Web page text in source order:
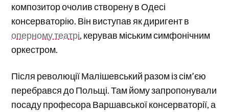
композитор очолив створену в Одесі
консерваторію. Він виступав як диригент в
оперному театрі, керував міським симфонічним
оркестром.
Після революції Малішевський разом із сім’єю
перебрався до Польщі. Там йому запропонували
посаду професора Варшавської консерваторії, а